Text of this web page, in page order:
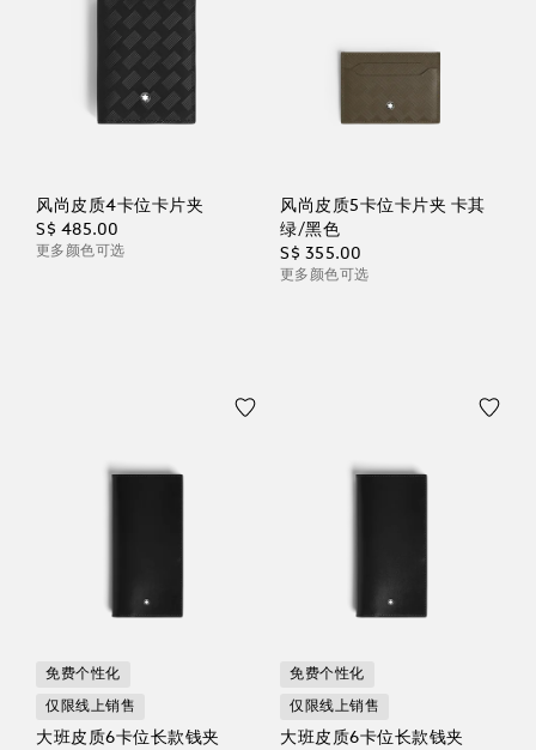
风尚皮质4卡位卡片夹
S$ 485.00
更多颜色可选
风尚皮质5卡位卡片夹 卡其
绿/黑色
S$ 355.00
更多颜色可选
免费个性化
仅限线上销售
大班皮质6卡位长款钱夹
免费个性化
仅限线上销售
大班皮质6卡位长款钱夹